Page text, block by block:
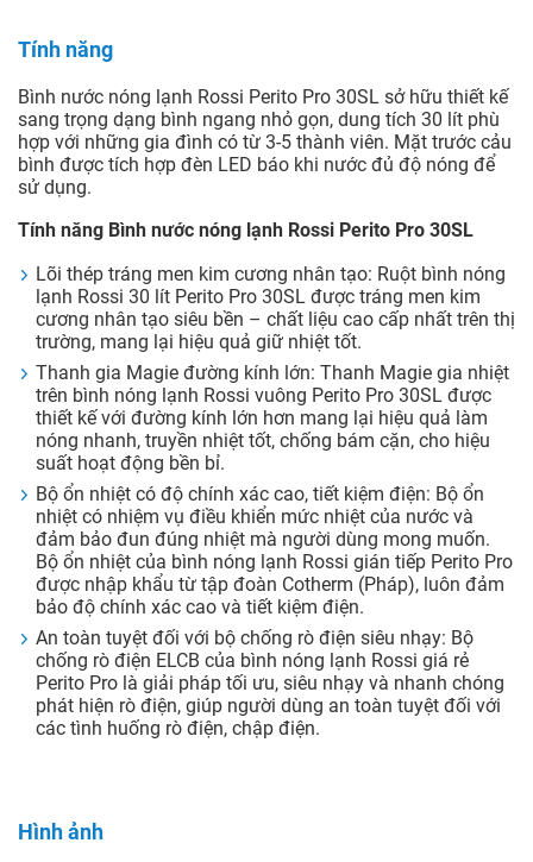
Tính năng
Bình nước nóng lạnh Rossi Perito Pro 30SL sở hữu thiết kế
sang trọng dạng bình ngang nhỏ gọn, dung tích 30 lít phù
hợp với những gia đình có từ 3-5 thành viên. Mặt trước cảu
bình được tích hợp đèn LED báo khi nước đủ độ nóng để
sử dụng.
Tính năng Bình nước nóng lạnh Rossi Perito Pro 30SL
Lõi thép tráng men kim cương nhân tạo: Ruột bình nóng
lạnh Rossi 30 lít Perito Pro 30SL được tráng men kim
cương nhân tạo siêu bền – chất liệu cao cấp nhất trên thị
trường, mang lại hiệu quả giữ nhiệt tốt.
Thanh gia Magie đường kính lớn: Thanh Magie gia nhiệt
trên bình nóng lạnh Rossi vuông Perito Pro 30SL được
thiết kế với đường kính lớn hơn mang lại hiệu quả làm
nóng nhanh, truyền nhiệt tốt, chống bám cặn, cho hiệu
suất hoạt động bền bỉ.
Bộ ổn nhiệt có độ chính xác cao, tiết kiệm điện: Bộ ổn
nhiệt có nhiệm vụ điều khiển mức nhiệt của nước và
đảm bảo đun đúng nhiệt mà người dùng mong muốn.
Bộ ổn nhiệt của bình nóng lạnh Rossi gián tiếp Perito Pro
được nhập khẩu từ tập đoàn Cotherm (Pháp), luôn đảm
bảo độ chính xác cao và tiết kiệm điện.
An toàn tuyệt đối với bộ chống rò điện siêu nhạy: Bộ
chống rò điện ELCB của bình nóng lạnh Rossi giá rẻ
Perito Pro là giải pháp tối ưu, siêu nhạy và nhanh chóng
phát hiện rò điện, giúp người dùng an toàn tuyệt đối với
các tình huống rò điện, chập điện.
Hình ảnh